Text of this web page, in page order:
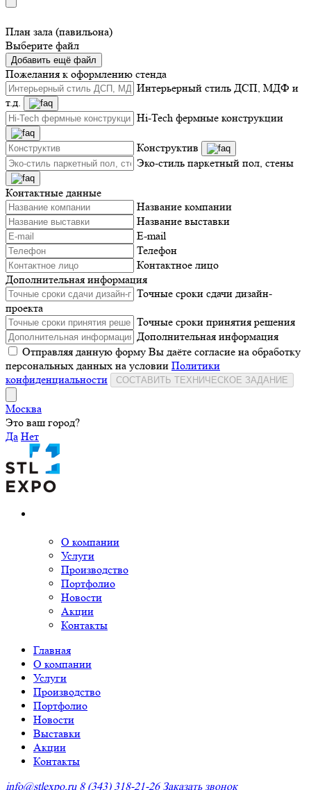
План зала (павильона)
Выберите файл
Добавить ещё файл
Пожелания к оформлению стенда
Интерьерный стиль ДСП, МДФ и
т.д.
Hi-Tech фермные конструкции
Конструктив
Эко-стиль паркетный пол, стены
Контактные данные
Название компании
Название выставки
E-mail
Телефон
Контактное лицо
Дополнительная информация
Точные сроки сдачи дизайн-
проекта
Точные сроки принятия решения
Дополнительная информация
Отправляя данную форму Вы даёте согласие на обработку
персональных данных на условии Политики
конфиденциальности
СОСТАВИТЬ ТЕХНИЧЕСКОЕ ЗАДАНИЕ
Москва
Это ваш город?
Да Нет
О компании
Услуги
Производство
Портфолио
Новости
Акции
Контакты
Главная
О компании
Услуги
Производство
Портфолио
Новости
Выставки
Акции
Контакты
info@stlexpo.ru 8 (343) 318-21-26 Заказать звонок